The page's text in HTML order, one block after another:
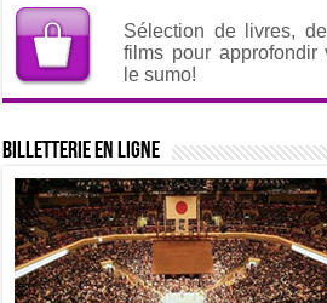
Sélection de livres,
films pour approfondir
le sumo!
Billetterie en ligne